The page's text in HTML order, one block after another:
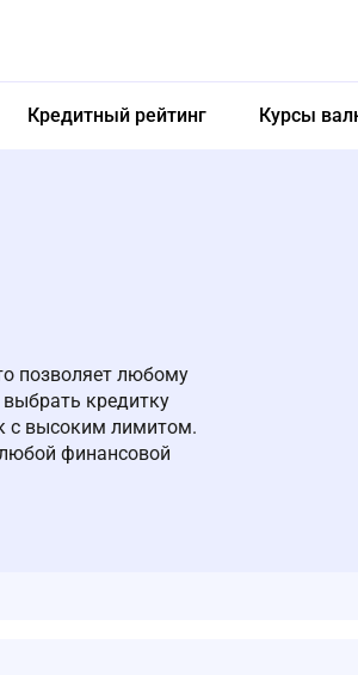
Кредитный рейтинг Курсы
позволяет любому
кредитку
с высоким лимитом.
финансовой